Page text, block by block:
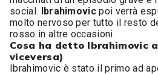
social. Ibrahimovic poi verrà
molto nervoso per tutto il resto
rosso in altre occasioni.
Cosa ha detto Ibrahimovic
viceversa)
Ibrahimovic è stato il primo ad